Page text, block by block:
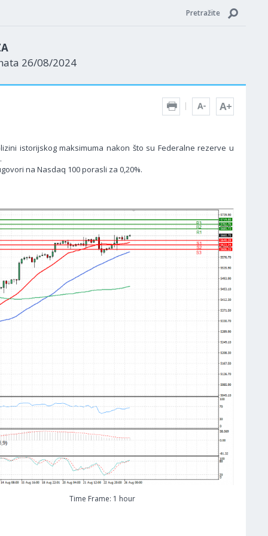
Pretražite
26/08/2024
istorijskog maksimuma nakon što su Federalne rezerve u
na Nasdaq 100 porasli za 0,20%.
Time Frame: 1 hour